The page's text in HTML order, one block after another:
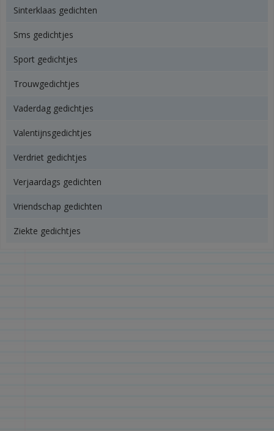
Sinterklaas gedichten
Sms gedichtjes
Sport gedichtjes
Trouwgedichtjes
Vaderdag gedichtjes
Valentijnsgedichtjes
Verdriet gedichtjes
Verjaardags gedichten
Vriendschap gedichten
Ziekte gedichtjes